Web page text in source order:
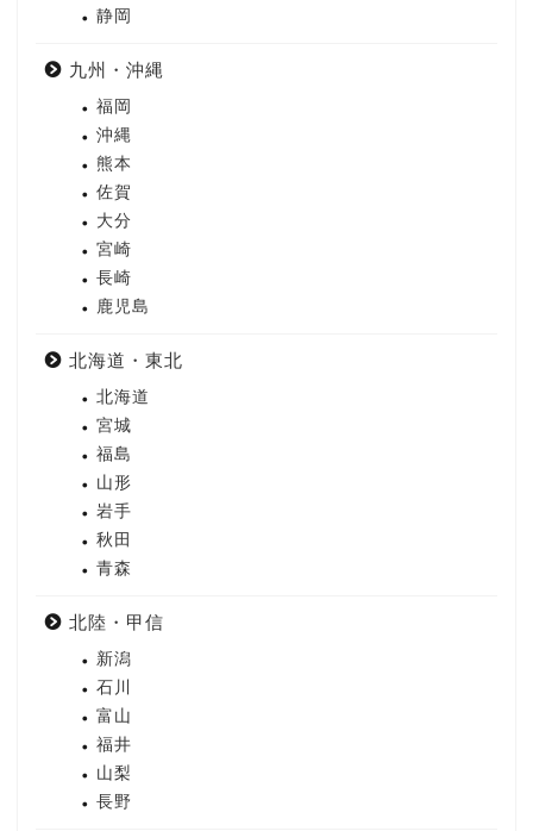
静岡
九州・沖縄
福岡
沖縄
熊本
佐賀
大分
宮崎
長崎
鹿児島
北海道・東北
北海道
宮城
福島
山形
岩手
秋田
青森
北陸・甲信
新潟
石川
富山
福井
山梨
長野